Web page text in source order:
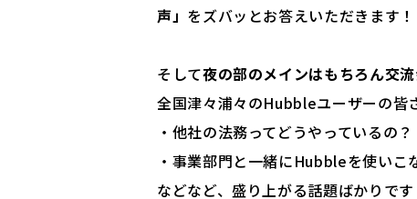
声」 をズバッとお答えいただきます！
そして夜の部のメインはもちろん交
全国津々浦々のHubbleユーザーの皆
・他社の法務ってどうやっているの？
・事業部門と一緒にHubbleを使いこ
などなど、盛り上がる話題ばかりです